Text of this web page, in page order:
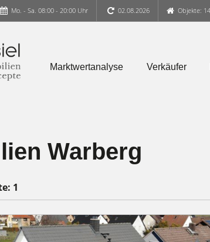
Mo. - Sa. 08:00 - 20:00 Uhr 02.08.2026 Objekte:
Marktwertanalyse Verkäufer
Warberg
1